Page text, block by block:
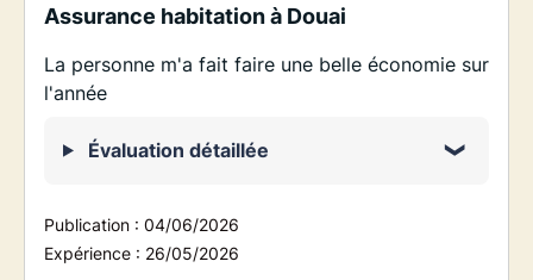
Assurance habitation à Douai
La personne m'a fait faire une belle économie sur
l'année
Évaluation détaillée
Publication : 04/06/2026
Expérience : 26/05/2026